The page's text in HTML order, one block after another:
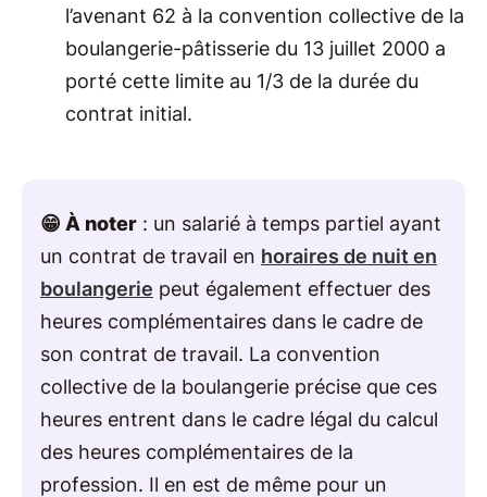
l’avenant 62 à la convention collective de la
boulangerie-pâtisserie du 13 juillet 2000 a
porté cette limite au 1/3 de la durée du
contrat initial.
😁 À noter : un salarié à temps partiel ayant
un contrat de travail en horaires de nuit en
boulangerie peut également effectuer des
heures complémentaires dans le cadre de
son contrat de travail. La convention
collective de la boulangerie précise que ces
heures entrent dans le cadre légal du calcul
des heures complémentaires de la
profession. Il en est de même pour un